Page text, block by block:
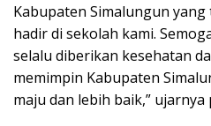
Kabupaten Simalungun
hadir di sekolah kami.
selalu diberikan kesehatan
memimpin Kabupaten
maju dan lebih baik,”